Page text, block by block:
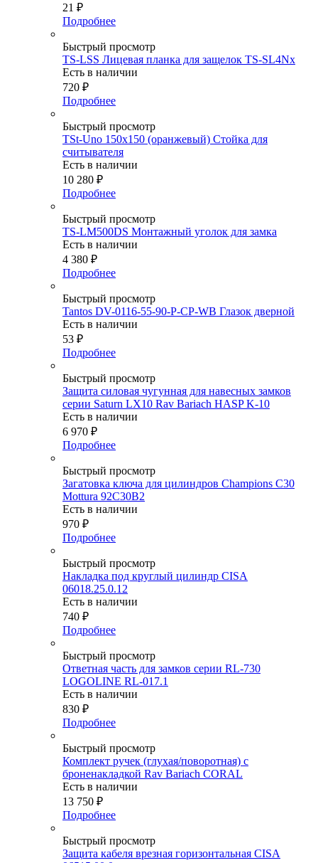
21 ₽
Подробнее
Быстрый просмотр
TS-LSS Лицевая планка для защелок TS-SL4Nx
Есть в наличии
720 ₽
Подробнее
Быстрый просмотр
TSt-Uno 150x150 (оранжевый) Стойка для
считывателя
Есть в наличии
10 280 ₽
Подробнее
Быстрый просмотр
TS-LM500DS Монтажный уголок для замка
Есть в наличии
4 380 ₽
Подробнее
Быстрый просмотр
Tantos DV-0116-55-90-P-CP-WB Глазок дверной
Есть в наличии
53 ₽
Подробнее
Быстрый просмотр
Защита силовая чугунная для навесных замков
серии Saturn LX10 Rav Bariach HASP K-10
Есть в наличии
6 970 ₽
Подробнее
Быстрый просмотр
Загатовка ключа для цилиндров Champions C30
Mottura 92C30B2
Есть в наличии
970 ₽
Подробнее
Быстрый просмотр
Накладка под круглый цилиндр CISA
06018.25.0.12
Есть в наличии
740 ₽
Подробнее
Быстрый просмотр
Ответная часть для замков серии RL-730
LOGOLINE RL-017.1
Есть в наличии
830 ₽
Подробнее
Быстрый просмотр
Комплект ручек (глухая/поворотная) с
броненакладкой Rav Bariach CORAL
Есть в наличии
13 750 ₽
Подробнее
Быстрый просмотр
Защита кабеля врезная горизонтальная CISA